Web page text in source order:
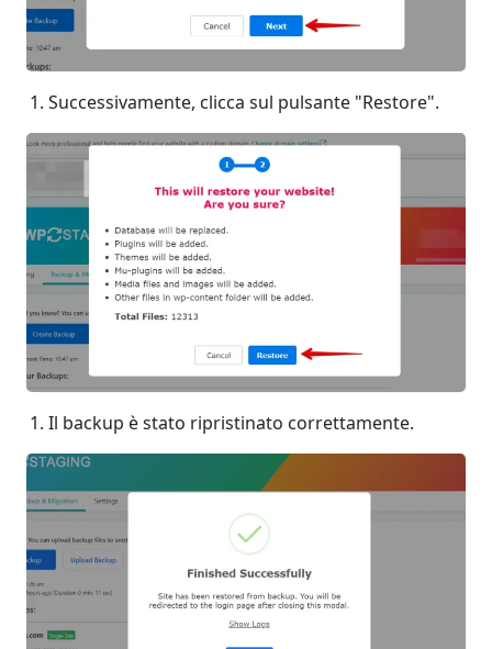
Successivamente, clicca sul pulsante "Restore".
Il backup è stato ripristinato correttamente.